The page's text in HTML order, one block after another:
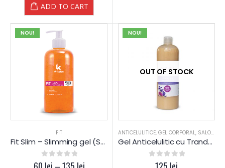
ADD TO CART
NOU!
FIT
Fit Slim – Slimming gel (SLABIRE) – Dr.Kelen
0 out of 5
NOU!
OUT OF STOCK
ANTICELULITICE, GEL CORPORAL, SALOANE
Gel Anticelulitic cu Trandafir Japonez & Iris
out of 5